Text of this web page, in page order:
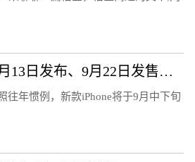
传iPhone 15系列9月13日发布、9月22日发售：7大升级、或售5999元起
往年惯例，新款iPhone将于9月中下旬